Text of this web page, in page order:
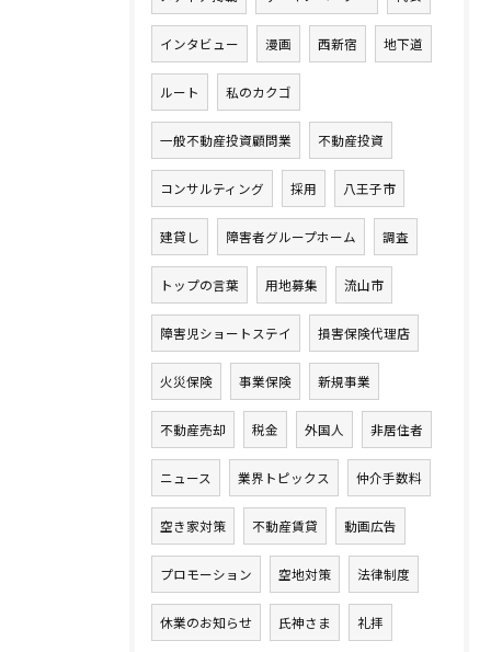
インタビュー 漫画 西新宿 地下道
ルート 私のカクゴ
一般不動産投資顧問業 不動産投資
コンサルティング 採用 八王子市
建貸し 障害者グループホーム 調査
トップの言葉 用地募集 流山市
障害児ショートステイ 損害保険代理店
火災保険 事業保険 新規事業
不動産売却 税金 外国人 非居住者
ニュース 業界トピックス 仲介手数料
空き家対策 不動産賃貸 動画広告
プロモーション 空地対策 法律制度
休業のお知らせ 氏神さま 礼拝